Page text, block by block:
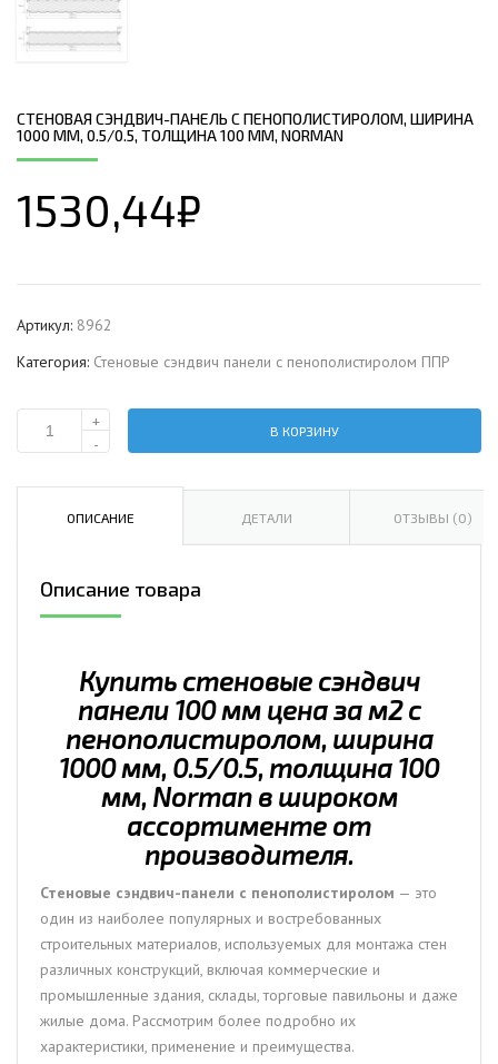
СТЕНОВАЯ СЭНДВИЧ-ПАНЕЛЬ С ПЕНОПОЛИСТИРОЛОМ, ШИРИНА
1000 ММ, 0.5/0.5, ТОЛЩИНА 100 ММ, NORMAN
1530,44₽
Артикул: 8962
Категория: Стеновые сэндвич панели с пенополистиролом ППР
Количество
сэндвич-
ширина
1000
Norman
+
-
В КОРЗИНУ
ОПИСАНИЕ ДЕТАЛИ ОТЗЫВЫ (0)
Описание товара
Купить стеновые сэндвич
панели 100 мм цена за м2 с
пенополистиролом, ширина
1000 мм, 0.5/0.5, толщина 100
мм, Norman в широком
ассортименте от
производителя.
Стеновые сэндвич-панели с пенополистиролом — это
один из наиболее популярных и востребованных
строительных материалов, используемых для монтажа стен
различных конструкций, включая коммерческие и
промышленные здания, склады, торговые павильоны и даже
жилые дома. Рассмотрим более подробно их
характеристики, применение и преимущества.